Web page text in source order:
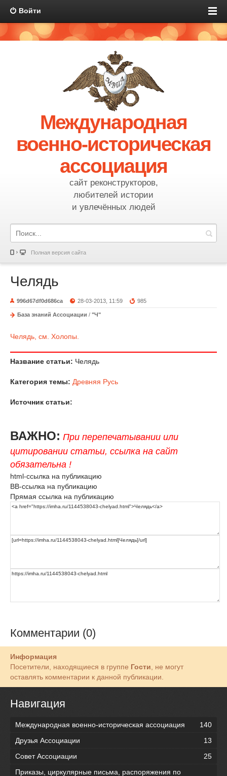
Войти
Международная
военно-историческая
ассоциация
сайт реконструкторов,
любителей истории
и увлечённых людей
Полная версия сайта
Челядь
996d67df0d686ca 28-03-2013, 11:59 985
База знаний Ассоциации / "Ч"
Челядь, см. Холопы.
Название статьи: Челядь
Категория темы: Древняя Русь
Источник статьи:
ВАЖНО: При перепечатывании или
цитировании статьи, ссылка на сайт
обязательна !
html-ссылка на публикацию
BB-ссылка на публикацию
Прямая ссылка на публикацию
Комментарии (0)
Информация
Посетители, находящиеся в группе Гости , не могут
оставлять комментарии к данной публикации.
Навигация
Международная военно-историческая ассоциация
140
Друзья Ассоциации
13
Совет Ассоциации
25
Приказы, циркулярные письма, распоряжения по